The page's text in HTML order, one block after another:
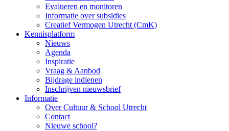
Evalueren en monitoren
Informatie over subsidies
Creatief Vermogen Utrecht (CmK)
Kennisplatform
Nieuws
Agenda
Inspiratie
Vraag & Aanbod
Bijdrage indienen
Inschrijven nieuwsbrief
Informatie
Over Cultuur & School Utrecht
Contact
Nieuwe school?